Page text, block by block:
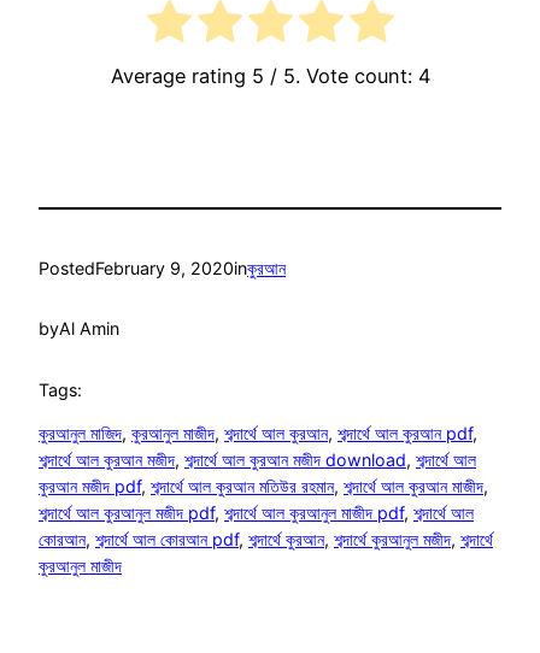
Average rating 5 / 5. Vote count: 4
PostedFebruary 9, 2020inকুরআন
byAl Amin
Tags:
কুরআনুল মাজিদ, কুরআনুল মাজীদ, শব্দার্থে আল কুরআন, শব্দার্থে আল কুরআন pdf
শব্দার্থে আল কুরআন মজীদ, শব্দার্থে আল কুরআন মজীদ download, শব্দার্থে আল
কুরআন মজীদ pdf, শব্দার্থে আল কুরআন মতিউর রহমান, শব্দার্থে আল কুরআন মাজীদ
শব্দার্থে আল কুরআনুল মজীদ pdf, শব্দার্থে আল কুরআনুল মাজীদ pdf, শব্দার্থে আল
কোরআন, শব্দার্থে আল কোরআন pdf, শব্দার্থে কুরআন, শব্দার্থে কুরআনুল মজীদ, শব্দার্থে
কুরআনুল মাজীদ